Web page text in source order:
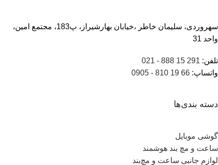
سهروردی، سلیمان خاطر ،خیابان بهارشیراز، پ183، مجتمع امین،
واحد 31
تلفن: 291 15 888 - 021
واتساپ: 66 19 810 - 0905
دسته بندی‌ها
گوشی موبایل
ساعت و مچ بند هوشمند
لوازم جانبی ساعت و مچ‌بند